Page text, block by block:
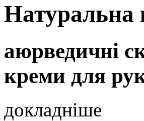
Натуральна
аюрведичні
креми для
докладніше